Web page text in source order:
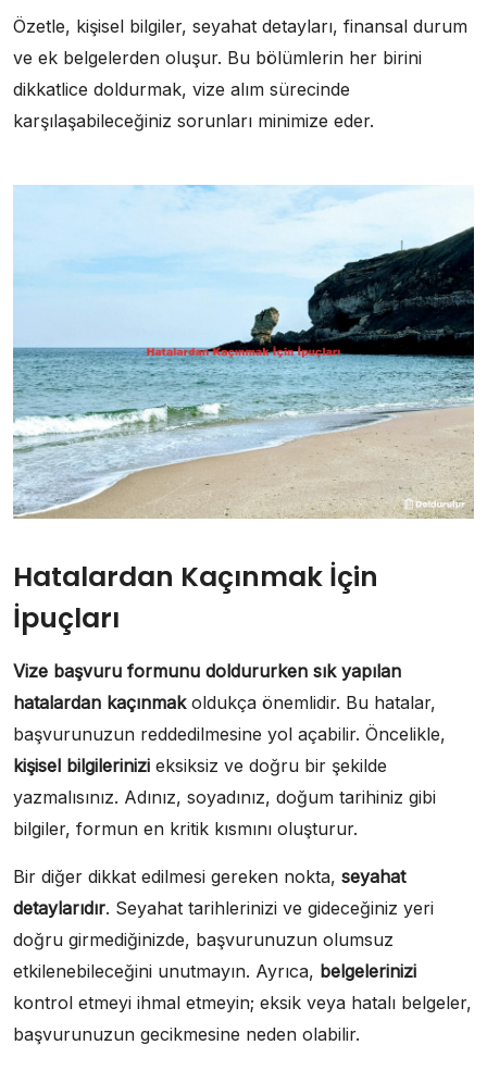
Özetle, kişisel bilgiler, seyahat detayları, finansal durum
ve ek belgelerden oluşur. Bu bölümlerin her birini
dikkatlice doldurmak, vize alım sürecinde
karşılaşabileceğiniz sorunları minimize eder.
Hatalardan Kaçınmak İçin
İpuçları
Vize başvuru formunu doldururken sık yapılan
hatalardan kaçınmakoldukça önemlidir. Bu hatalar,
başvurunuzun reddedilmesine yol açabilir. Öncelikle,
kişisel bilgilerinizi eksiksiz ve doğru bir şekilde
yazmalısınız. Adınız, soyadınız, doğum tarihiniz gibi
bilgiler, formun en kritik kısmını oluşturur.
Bir diğer dikkat edilmesi gereken nokta, seyahat
detaylarıdır. Seyahat tarihlerinizi ve gideceğiniz yeri
doğru girmediğinizde, başvurunuzun olumsuz
etkilenebileceğini unutmayın. Ayrıca, belgelerinizi
kontrol etmeyi ihmal etmeyin; eksik veya hatalı belgeler,
başvurunuzun gecikmesine neden olabilir.